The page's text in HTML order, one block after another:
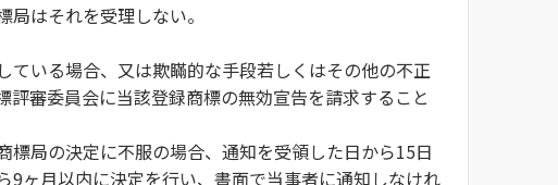
はそれを受理しない。
いる場合、又は欺瞞的な手段若しくはその他の不正
審委員会に当該登録商標の無効宣告を請求すること
局の決定に不服の場合、通知を受領した日から15日
ヶ月以内に決定を行い、書面で当事者に通知しなけれ